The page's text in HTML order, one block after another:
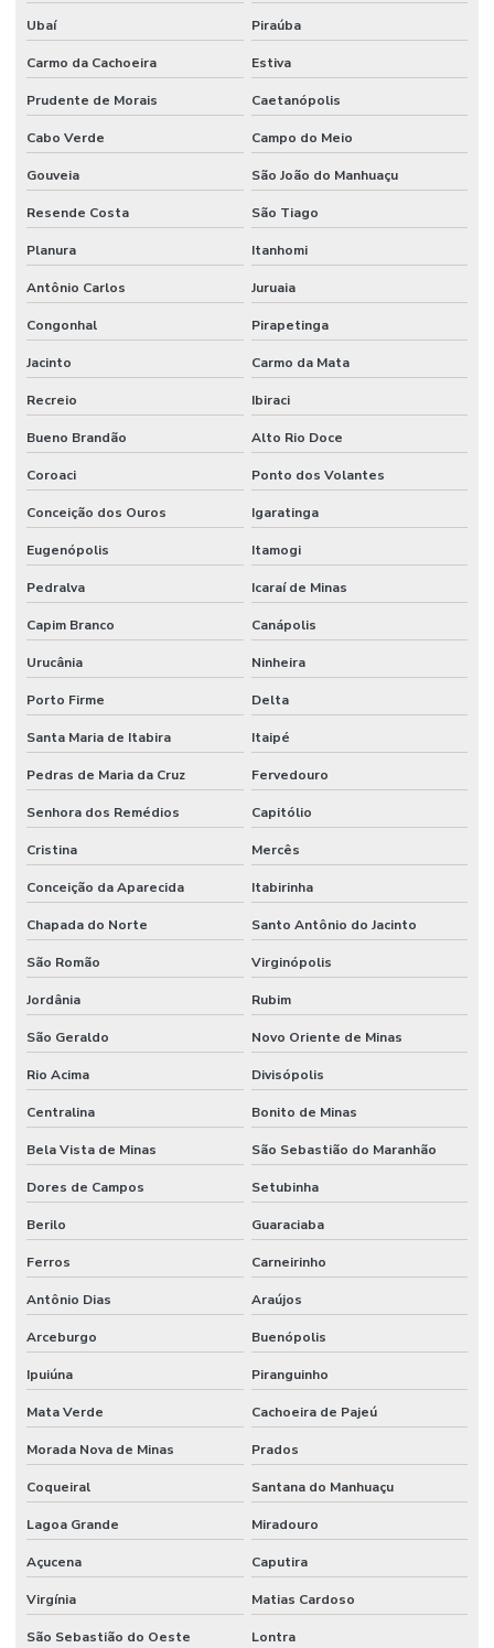
Ubaí Piraúba
Carmo da Cachoeira Estiva
Prudente de Morais Caetanópolis
Cabo Verde Campo do Meio
Gouveia São João do Manhuaçu
Resende Costa São Tiago
Planura Itanhomi
Antônio Carlos Juruaia
Congonhal Pirapetinga
Jacinto Carmo da Mata
Recreio Ibiraci
Bueno Brandão Alto Rio Doce
Coroaci Ponto dos Volantes
Conceição dos Ouros Igaratinga
Eugenópolis Itamogi
Pedralva Icaraí de Minas
Capim Branco Canápolis
Urucânia Ninheira
Porto Firme Delta
Santa Maria de Itabira Itaipé
Pedras de Maria da Cruz Fervedouro
Senhora dos Remédios Capitólio
Cristina Mercês
Conceição da Aparecida Itabirinha
Chapada do Norte Santo Antônio do Jacinto
São Romão Virginópolis
Jordânia Rubim
São Geraldo Novo Oriente de Minas
Rio Acima Divisópolis
Centralina Bonito de Minas
Bela Vista de Minas São Sebastião do Maranhão
Dores de Campos Setubinha
Berilo Guaraciaba
Ferros Carneirinho
Antônio Dias Araújos
Arceburgo Buenópolis
Ipuiúna Piranguinho
Mata Verde Cachoeira de Pajeú
Morada Nova de Minas Prados
Coqueiral Santana do Manhuaçu
Lagoa Grande Miradouro
Açucena Caputira
Virgínia Matias Cardoso
São Sebastião do Oeste Lontra